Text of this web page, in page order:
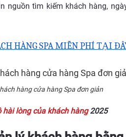
nguồn tìm kiếm khách hàng,
HÀNG SPA MIỄN PHÍ TẠI
hàng cửa hàng Spa đơn giản
lòng của khách hàng2025